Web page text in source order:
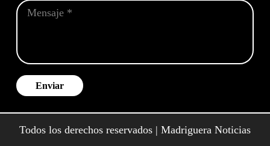
Enviar
Todos los derechos reservados | Madriguera Noticias